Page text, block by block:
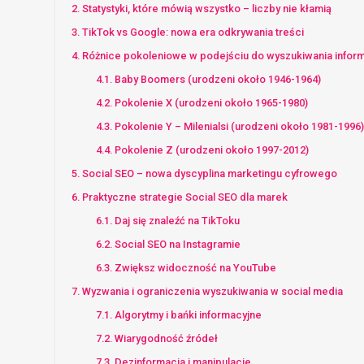
Statystyki, które mówią wszystko – liczby nie kłamią
TikTok vs Google: nowa era odkrywania treści
Różnice pokoleniowe w podejściu do wyszukiwania
Baby Boomers (urodzeni około 1946-1964)
Pokolenie X (urodzeni około 1965-1980)
Pokolenie Y – Milenialsi (urodzeni około 1981-1996)
Pokolenie Z (urodzeni około 1997-2012)
Social SEO – nowa dyscyplina marketingu cyfrowego
Praktyczne strategie Social SEO dla marek
Daj się znaleźć na TikToku
Social SEO na Instagramie
Zwiększ widoczność na YouTube
Wyzwania i ograniczenia wyszukiwania w social media
Algorytmy i bańki informacyjne
Wiarygodność źródeł